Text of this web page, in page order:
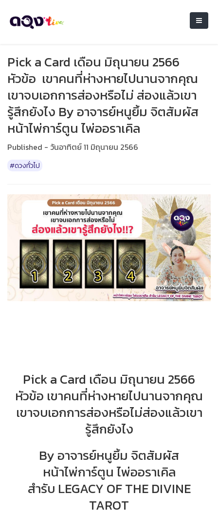
Pick a Card เดือน มิถุนายน 2566
หัวข้อ เขาคนที่ห่างหายไปนานจากคุณ
เขาจบเอกการส่องหรือไม่ ส่องแล้วเขา
รู้สึกยังไง By อาจารย์หนูยิ้ม จิตสัมผัส
หน้าไพ่การ์ตูน ไพ่ออราเคิล
Published - วันอาทิตย์ 11 มิถุนายน 2566
#ดวงทั่วไป
Pick a Card เดือน มิถุนายน 2566
หัวข้อ เขาคนที่ห่างหายไปนานจากคุณ
เขาจบเอกการส่องหรือไม่ส่องแล้วเขา
รู้สึกยังไง
By อาจารย์หนูยิ้ม จิตสัมผัส
หน้าไพ่การ์ตูน ไพ่ออราเคิล
สำรับ LEGACY OF THE DIVINE
TAROT